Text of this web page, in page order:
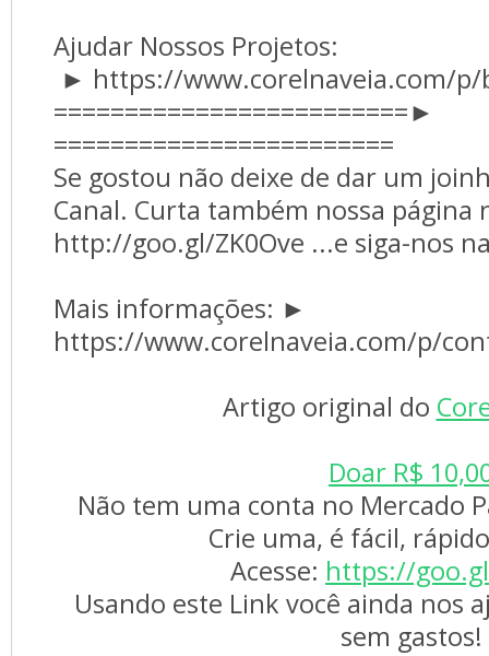
Ajudar Nossos Projetos:
► https://www.corelnaveia.com/p/
=========================►
========================
Se gostou não deixe de dar um
Canal. Curta também nossa página
http://goo.gl/ZK0Ove ...e siga-nos
Mais informações: ►
https://www.corelnaveia.com/p/
Artigo original do
Doar R$
Não tem uma conta no Mercado
Crie uma, é fácil,
Acesse: https://
Usando este Link você ainda nos
sem gastos!